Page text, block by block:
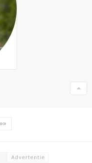
»»